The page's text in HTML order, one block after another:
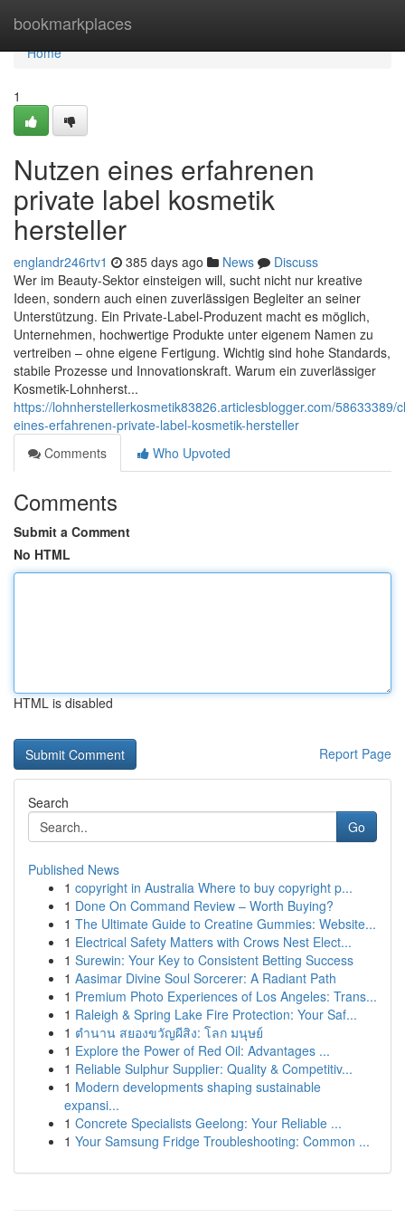
bookmarkplaces
Home
Home
1
Nutzen eines erfahrenen
private label kosmetik
hersteller
englandr246rtv1 385 days ago News
Discuss
Wer im Beauty-Sektor einsteigen will, sucht nicht nur kreative
Ideen, sondern auch einen zuverlässigen Begleiter an seiner
Unterstützung. Ein Private-Label-Produzent macht es möglich,
Unternehmen, hochwertige Produkte unter eigenem Namen zu
vertreiben – ohne eigene Fertigung. Wichtig sind hohe Standards,
stabile Prozesse und Innovationskraft. Warum ein zuverlässiger
Kosmetik-Lohnherst...
https://lohnherstellerkosmetik83826.articlesblogger.com/58633389/
eines-erfahrenen-private-label-kosmetik-hersteller
Comments
Who Upvoted
Comments
Submit a Comment
No HTML
HTML is disabled
Report Page
Search
Go
Published News
1 copyright in Australia Where to buy copyright p...
1 Done On Command Review – Worth Buying?
1 The Ultimate Guide to Creatine Gummies: Website...
1 Electrical Safety Matters with Crows Nest Elect...
1 Surewin: Your Key to Consistent Betting Success
1 Aasimar Divine Soul Sorcerer: A Radiant Path
1 Premium Photo Experiences of Los Angeles: Trans...
1 Raleigh & Spring Lake Fire Protection: Your Saf...
1 ตำนาน สยองขวัญผีสิง: โลก มนุษย์
1 Explore the Power of Red Oil: Advantages ...
1 Reliable Sulphur Supplier: Quality & Competitiv...
1 Modern developments shaping sustainable
expansi...
1 Concrete Specialists Geelong: Your Reliable ...
1 Your Samsung Fridge Troubleshooting: Common ...